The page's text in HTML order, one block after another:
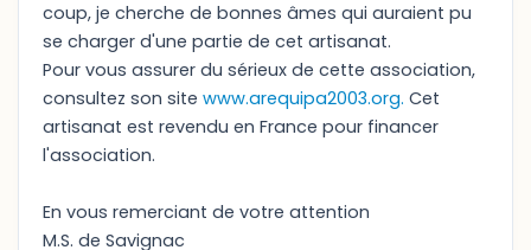
coup, je cherche de bonnes âmes qui auraient pu
se charger d'une partie de cet artisanat.
Pour vous assurer du sérieux de cette association,
consultez son site www.arequipa2003.org. Cet
artisanat est revendu en France pour financer
l'association.
En vous remerciant de votre attention
M.S. de Savignac